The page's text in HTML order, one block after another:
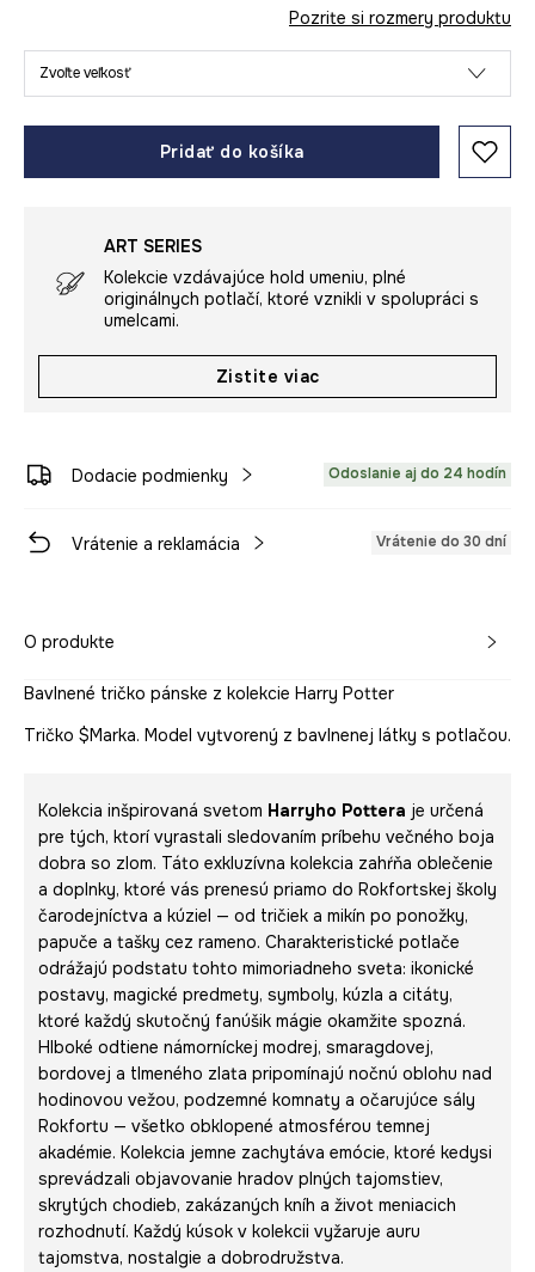
Pozrite si rozmery produktu
Zvoľte veľkosť
Pridať do košíka
ART SERIES
Kolekcie vzdávajúce hold umeniu, plné
originálnych potlačí, ktoré vznikli v spolupráci s
umelcami.
Zistite viac
Dodacie podmienky Odoslanie aj do 24 hodín
Vrátenie a reklamácia Vrátenie do 30 dní
O produkte
Bavlnené tričko pánske z kolekcie Harry Potter
Tričko $Marka. Model vytvorený z bavlnenej látky s potlačou.
Kolekcia inšpirovaná svetom Harryho Pottera je určená
pre tých, ktorí vyrastali sledovaním príbehu večného boja
dobra so zlom. Táto exkluzívna kolekcia zahŕňa oblečenie
a doplnky, ktoré vás prenesú priamo do Rokfortskej školy
čarodejníctva a kúziel — od tričiek a mikín po ponožky,
papuče a tašky cez rameno. Charakteristické potlače
odrážajú podstatu tohto mimoriadneho sveta: ikonické
postavy, magické predmety, symboly, kúzla a citáty,
ktoré každý skutočný fanúšik mágie okamžite spozná.
Hlboké odtiene námorníckej modrej, smaragdovej,
bordovej a tlmeného zlata pripomínajú nočnú oblohu nad
hodinovou vežou, podzemné komnaty a očarujúce sály
Rokfortu — všetko obklopené atmosférou temnej
akadémie. Kolekcia jemne zachytáva emócie, ktoré kedysi
sprevádzali objavovanie hradov plných tajomstiev,
skrytých chodieb, zakázaných kníh a život meniacich
rozhodnutí. Každý kúsok v kolekcii vyžaruje auru
tajomstva, nostalgie a dobrodružstva.